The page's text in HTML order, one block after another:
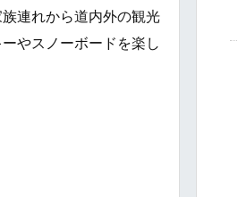
連れから道内外の観光
やスノーボードを楽し